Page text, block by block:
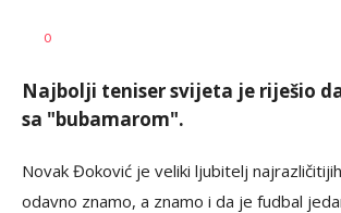
AUTOR
0
Najbolji teniser svijeta je riješio
sa "bubamarom".
Novak Đoković je veliki ljubitelj
odavno znamo, a znamo i da je fudbal